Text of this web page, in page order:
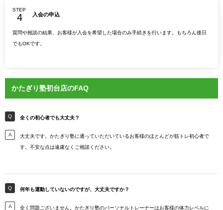
STEP
入会の申込
質問や相談の結果、お客様が入会を希望した場合のみ手続きを行います。もちろん後日
でもOKです。
かたぎり塾初台店のFAQ
全くの初心者でも大丈夫？
大丈夫です。かたぎり塾に通っていただいているお客様のほとんどが筋トレ初心者で
す。不安な点は遠慮なくご相談ください。
何年も運動していないのですが、大丈夫ですか？
全く問題ございません。かたぎり塾のパーソナルトレーナーはお客様の体力レベルに